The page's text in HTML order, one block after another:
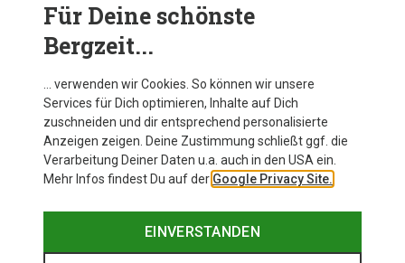
Zur Produktseite
Für Deine schönste
Bergzeit...
… verwenden wir Cookies. So können wir unsere
Services für Dich optimieren, Inhalte auf Dich
zuschneiden und dir entsprechend personalisierte
Anzeigen zeigen. Deine Zustimmung schließt ggf. die
Verarbeitung Deiner Daten u.a. auch in den USA ein.
Mehr Infos findest Du auf der Google Privacy Site.
EINVERSTANDEN